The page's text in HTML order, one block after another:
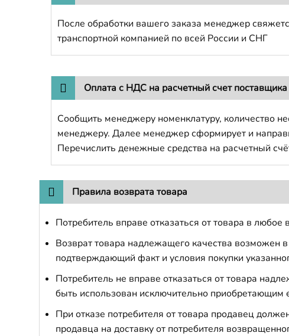
После обработки вашего заказа менеджер
транспортной компанией по всей России и СНГ
Оплата с НДС на расчетный счет поставщика
Сообщить менеджеру номенклатуру, количество
менеджеру. Далее менеджер сформирует и
Перечислить денежные средства на расчетный
Правила возврата товара
Потребитель вправе отказаться от товара в
Возврат товара надлежащего качества возможен
подтверждающий факт и условия покупки
Потребитель не вправе отказаться от товара
быть использован исключительно приобретающим
При отказе потребителя от товара продавец
продавца на доставку от потребителя